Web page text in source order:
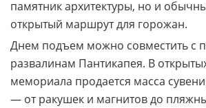
памятник архитектуры, но и
открытый маршрут для горожан.
Днем подъем можно совместить с
развалинам Пантикапея. В
мемориала продается масса
— от ракушек и магнитов до